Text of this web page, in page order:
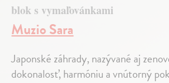
blok s vymaľovánkami
Muzio Sara
Japonské záhrady, nazývané aj
dokonalosť, harmóniu a vnútorný